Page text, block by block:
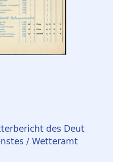
des Deut
/ Wetteramt